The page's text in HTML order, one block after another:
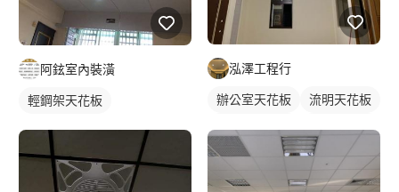
阿鉉室內裝潢
輕鋼架天花板
泓澤工程行
辦公室天花板
流明天花板